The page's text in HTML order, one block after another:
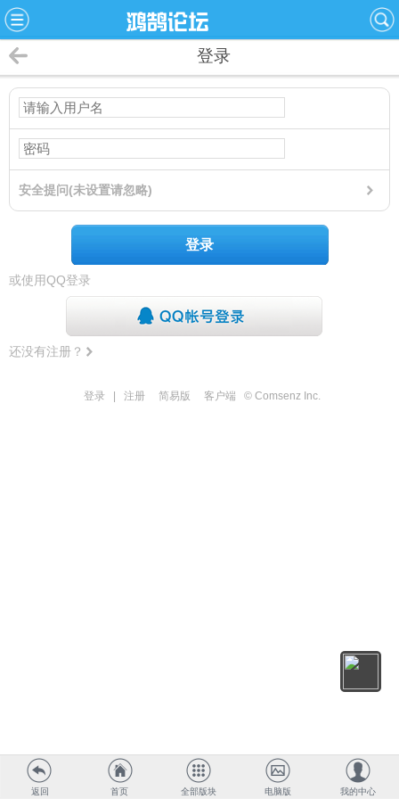
登录
安全提问(未设置请忽略)
登录
或使用QQ登录
还没有注册？
登录 注册 简易版 客户端 © Comsenz Inc.
返回 首页 全部版块 电脑版 我的中心